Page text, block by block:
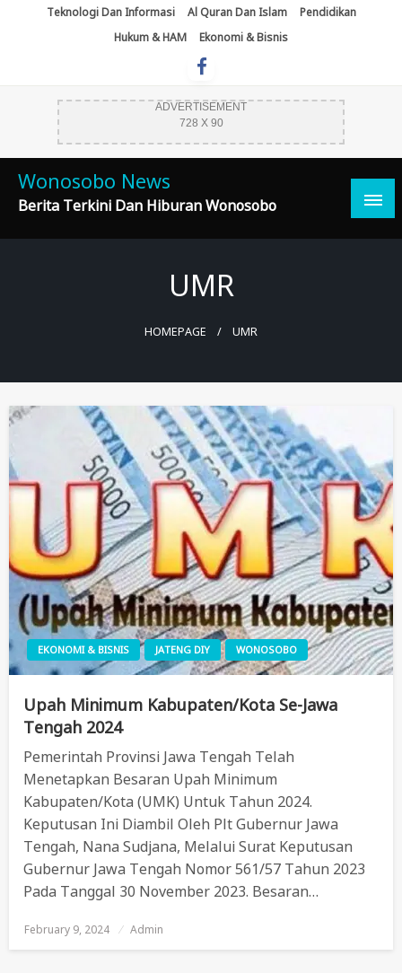
Teknologi Dan Informasi Al Quran Dan Islam
Pendidikan
Hukum & HAM
Ekonomi & Bisnis
ADVERTISEMENT
728 X 90
Wonosobo News
Berita Terkini Dan Hiburan Wonosobo
UMR
HOMEPAGE UMR
EKONOMI & BISNIS JATENG DIY WONOSOBO
Upah Minimum Kabupaten/Kota Se-Jawa
Tengah 2024
Pemerintah Provinsi Jawa Tengah Telah
Menetapkan Besaran Upah Minimum
Kabupaten/Kota (UMK) Untuk Tahun 2024.
Keputusan Ini Diambil Oleh Plt Gubernur Jawa
Tengah, Nana Sudjana, Melalui Surat Keputusan
Gubernur Jawa Tengah Nomor 561/57 Tahun 2023
Pada Tanggal 30 November 2023. Besaran…
Posted
February 9, 2024 Admin